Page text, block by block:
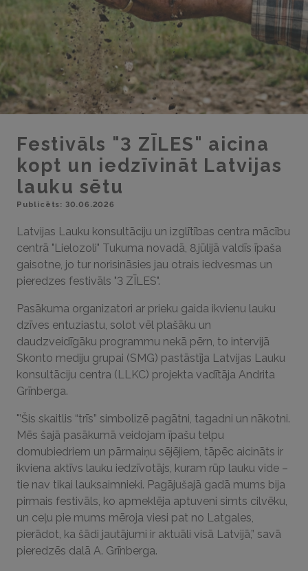
Festivāls "3 ZĪLES" aicina
kopt un iedzīvināt Latvijas
lauku sētu
Publicēts: 30.06.2026
Latvijas Lauku konsultāciju un izglītības centra mācību
centrā "Lielozoli" Tukuma novadā, 8.jūlijā valdīs īpaša
gaisotne, jo tur norisināsies jau otrais iedvesmas un
pieredzes festivāls "3 ZĪLES".
Pasākuma organizatori ar prieku gaida ikvienu lauku
dzīves entuziastu, solot vēl plašāku un
daudzveidīgāku programmu nekā pērn, to intervijā
Skonto mediju grupai (SMG) pastāstīja Latvijas Lauku
konsultāciju centra (LLKC) projekta vadītāja Andrita
Grīnberga.
"’Šis skaitlis “trīs” simbolizē pagātni, tagadni un nākotni.
Mēs šajā pasākumā veidojam īpašu telpu
domubiedriem un pārmaiņu sējējiem, tāpēc aicināts ir
ikviena aktīvs lauku iedzīvotājs, kuram rūp lauku vide –
tie nav tikai lauksaimnieki. Pagājušajā gadā mums bija
pirmais festivāls, ko apmeklēja aptuveni simts cilvēku,
un ceļu pie mums mēroja viesi pat no Latgales,
pierādot, ka šādi jautājumi ir aktuāli visā Latvijā,” savā
pieredzēs dalā A. Grīnberga.